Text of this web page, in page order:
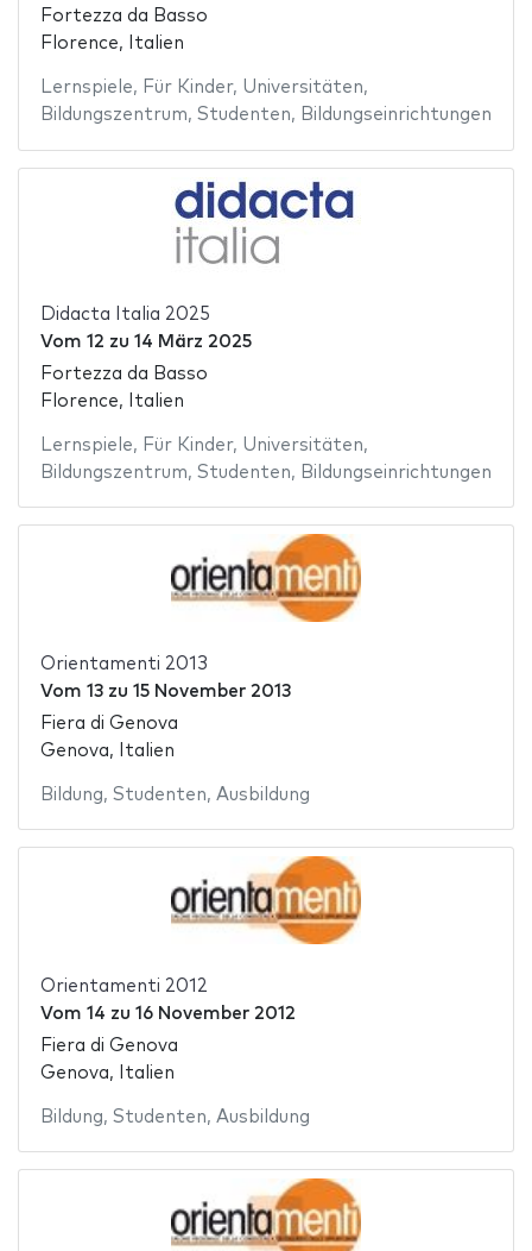
Fortezza da Basso
Florence, Italien
Lernspiele, Für Kinder, Universitäten,
Bildungszentrum, Studenten, Bildungseinrichtungen
Didacta Italia 2025
Vom 12 zu 14 März 2025
Fortezza da Basso
Florence, Italien
Lernspiele, Für Kinder, Universitäten,
Bildungszentrum, Studenten, Bildungseinrichtungen
Orientamenti 2013
Vom 13zu 15 November 2013
Fiera di Genova
Genova, Italien
Bildung, Studenten, Ausbildung
Orientamenti 2012
Vom 14 zu 16 November 2012
Fiera di Genova
Genova, Italien
Bildung, Studenten, Ausbildung